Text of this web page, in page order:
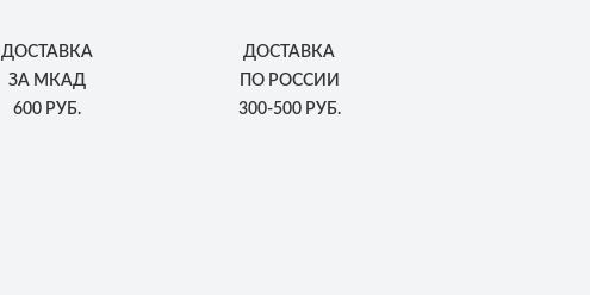
ДОСТАВКА
ЗА МКАД
600 РУБ.
ДОСТАВКА
ПО РОССИИ
300-500 РУБ.